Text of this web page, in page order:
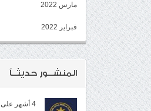
مارس 2022
فبراير 2022
المنشــور حديثــاً
4 أشهر